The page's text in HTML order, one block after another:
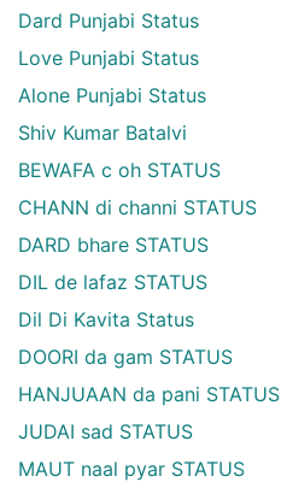
Dard Punjabi Status
Love Punjabi Status
Alone Punjabi Status
Shiv Kumar Batalvi
BEWAFA c oh STATUS
CHANN di channi STATUS
DARD bhare STATUS
DIL de lafaz STATUS
Dil Di Kavita Status
DOORI da gam STATUS
HANJUAAN da pani STATUS
JUDAI sad STATUS
MAUT naal pyar STATUS